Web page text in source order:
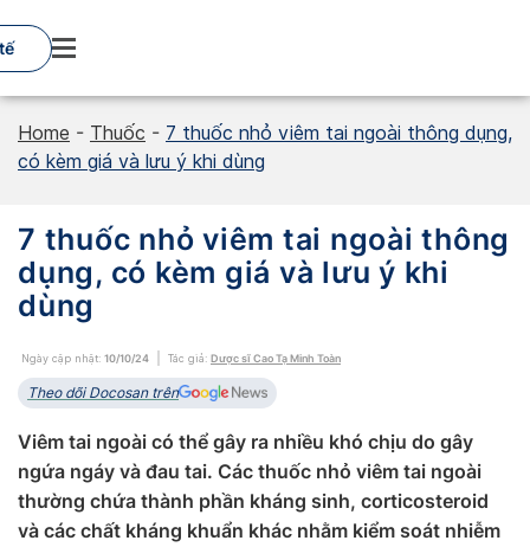
to
content
Home - Thuốc - 7 thuốc nhỏ viêm tai ngoài thông dụng,
có kèm giá và lưu ý khi dùng
7 thuốc nhỏ viêm tai ngoài thông
dụng, có kèm giá và lưu ý khi
dùng
Ngày cập nhật: 10/10/24 Tác giả: Dược sĩ Cao Tạ Minh Toàn
Theo dõi Docosan trên
Viêm tai ngoài có thể gây ra nhiều khó chịu do gây
ngứa ngáy và đau tai. Các thuốc nhỏ viêm tai ngoài
thường chứa thành phần kháng sinh, corticosteroid
và các chất kháng khuẩn khác nhằm kiểm soát nhiễm